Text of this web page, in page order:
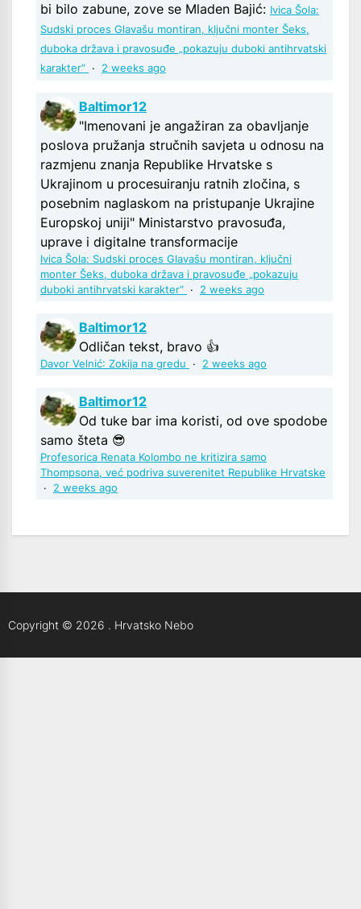
bi bilo zabune, zove se Mladen Bajić: Ivica Šola:
Sudski proces Glavašu montiran, ključni monter Šeks,
duboka država i pravosuđe „pokazuju duboki antihrvatski
karakter“ · 2 weeks ago
Baltimor12
"Imenovani je angažiran za obavljanje
poslova pružanja stručnih savjeta u odnosu na
razmjenu znanja Republike Hrvatske s
Ukrajinom u procesuiranju ratnih zločina, s
posebnim naglaskom na pristupanje Ukrajine
Europskoj uniji" Ministarstvo pravosuđa,
uprave i digitalne transformacije
Ivica Šola: Sudski proces Glavašu montiran, ključni
monter Šeks, duboka država i pravosuđe „pokazuju
duboki antihrvatski karakter“ · 2 weeks ago
Baltimor12
Odličan tekst, bravo 👍
Davor Velnić: Zokija na gredu · 2 weeks ago
Baltimor12
Od tuke bar ima koristi, od ove spodobe
samo šteta 😎
Profesorica Renata Kolombo ne kritizira samo
Thompsona, već podriva suverenitet Republike Hrvatske
· 2 weeks ago
Copyright © 2026 . Hrvatsko Nebo